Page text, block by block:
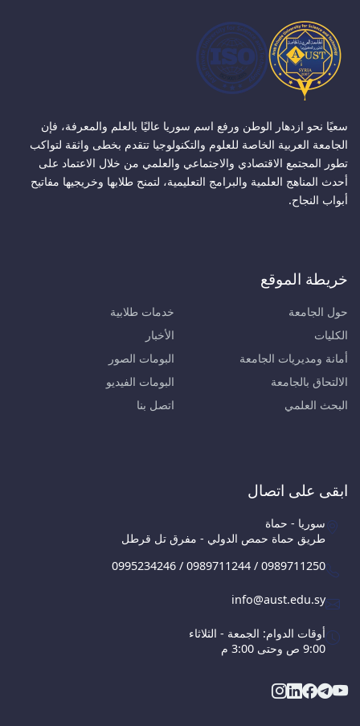
سعيًا نحو ازدهار الوطن ورفع اسم سوريا عاليًا بالعلم والمعرفة، فإن
الجامعة العربية الخاصة للعلوم والتكنولوجيا تتقدم بخطى واثقة لتواكب
تطور المجتمع الاقتصادي والاجتماعي والعلمي من خلال الاعتماد على
أحدث المناهج العلمية والبرامج التعليمية، لتمنح طلابها وخريجيها مفاتيح
أبواب النجاح.
خريطة الموقع
حول الجامعة
الكليات
أمانة ومديريات الجامعة
الالتحاق بالجامعة
البحث العلمي
خدمات طلابية
الأخبار
البومات الصور
البومات الفيديو
اتصل بنا
ابقى على اتصال
سوريا - حماة
طريق حماة حمص الدولي - مفرق تل قرطل
0995234246 / 0989711244 / 0989711250
info@aust.edu.sy
أوقات الدوام: الجمعة - الثلاثاء
9:00 ص وحتى 3:00 م